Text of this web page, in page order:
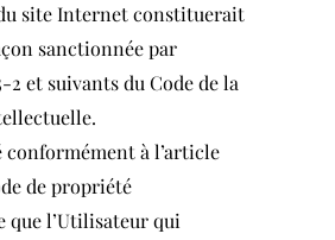
site Internet constituerait
sanctionnée par
2 et suivants du Code de la
conformément à l’article
de propriété
l’Utilisateur qui